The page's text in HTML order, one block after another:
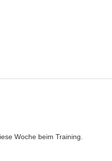
Woche beim Training.